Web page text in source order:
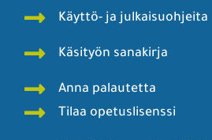
Käyttö- ja julkaisuohjeita
Käsityön sanakirja
Anna palautetta
Tilaa opetuslisenssi